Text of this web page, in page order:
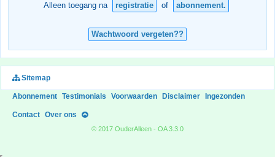
Alleen toegang na registratie of abonnement.
Wachtwoord vergeten??
Sitemap
Abonnement Testimonials Voorwaarden Disclaimer Ingezonden
Contact Over ons
© 2017 OuderAlleen - OA 3.3.0